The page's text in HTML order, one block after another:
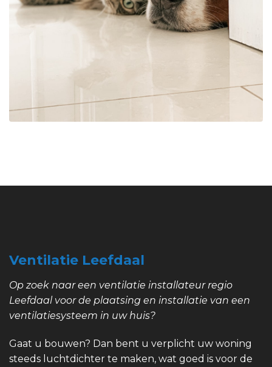
Ventilatie Leefdaal
Op zoek naar een ventilatie installateur regio
Leefdaal voor de plaatsing en installatie van een
ventilatiesysteem in uw huis?
Gaat u bouwen? Dan bent u verplicht uw woning
steeds luchtdichter te maken, wat goed is voor de